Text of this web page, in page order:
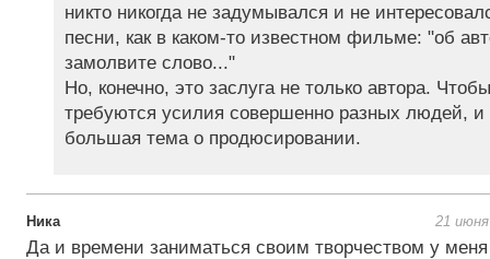
никто никогда не задумывался и не
песни, как в каком-то известном фильме: "об
замолвите слово..."
Но, конечно, это заслуга не только автора.
требуются усилия совершенно разных людей, и
большая тема о продюсировании.
Ника 21
Да и времени заниматься своим творчеством у меня